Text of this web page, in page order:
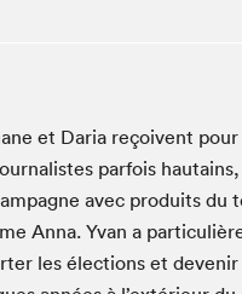
La Maison
Le Salon
Liseur Public
Matinées
et Daria reçoivent
par­fois
avec pro­duits du
Anna. Yvan a
les élec­tions et